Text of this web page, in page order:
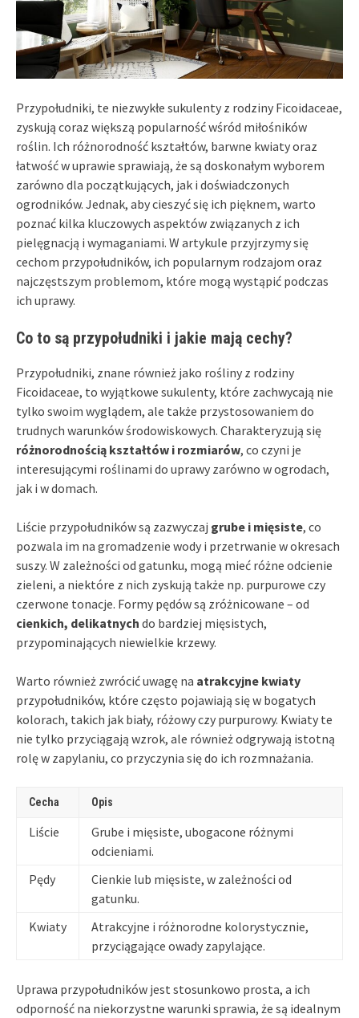
Przypołudniki, te niezwykłe sukulenty z rodziny Ficoidaceae,
zyskują coraz większą popularność wśród miłośników
roślin. Ich różnorodność kształtów, barwne kwiaty oraz
łatwość w uprawie sprawiają, że są doskonałym wyborem
zarówno dla początkujących, jak i doświadczonych
ogrodników. Jednak, aby cieszyć się ich pięknem, warto
poznać kilka kluczowych aspektów związanych z ich
pielęgnacją i wymaganiami. W artykule przyjrzymy się
cechom przypołudników, ich popularnym rodzajom oraz
najczęstszym problemom, które mogą wystąpić podczas
ich uprawy.
Co to są przypołudniki i jakie mają cechy?
Przypołudniki, znane również jako rośliny z rodziny
Ficoidaceae, to wyjątkowe sukulenty, które zachwycają nie
tylko swoim wyglądem, ale także przystosowaniem do
trudnych warunków środowiskowych. Charakteryzują się
różnorodnością kształtów i rozmiarów, co czyni je
interesującymi roślinami do uprawy zarówno w ogrodach,
jak i w domach.
Liście przypołudników są zazwyczaj grube i mięsiste, co
pozwala im na gromadzenie wody i przetrwanie w okresach
suszy. W zależności od gatunku, mogą mieć różne odcienie
zieleni, a niektóre z nich zyskują także np. purpurowe czy
czerwone tonacje. Formy pędów są zróżnicowane – od
cienkich, delikatnych do bardziej mięsistych,
przypominających niewielkie krzewy.
Warto również zwrócić uwagę na atrakcyjne kwiaty
przypołudników, które często pojawiają się w bogatych
kolorach, takich jak biały, różowy czy purpurowy. Kwiaty te
nie tylko przyciągają wzrok, ale również odgrywają istotną
rolę w zapylaniu, co przyczynia się do ich rozmnażania.
Cecha Opis
Liście
Grube i mięsiste, ubogacone różnymi
odcieniami.
Pędy
Cienkie lub mięsiste, w zależności od
gatunku.
Kwiaty
Atrakcyjne i różnorodne kolorystycznie,
przyciągające owady zapylające.
Uprawa przypołudników jest stosunkowo prosta, a ich
odporność na niekorzystne warunki sprawia, że są idealnym